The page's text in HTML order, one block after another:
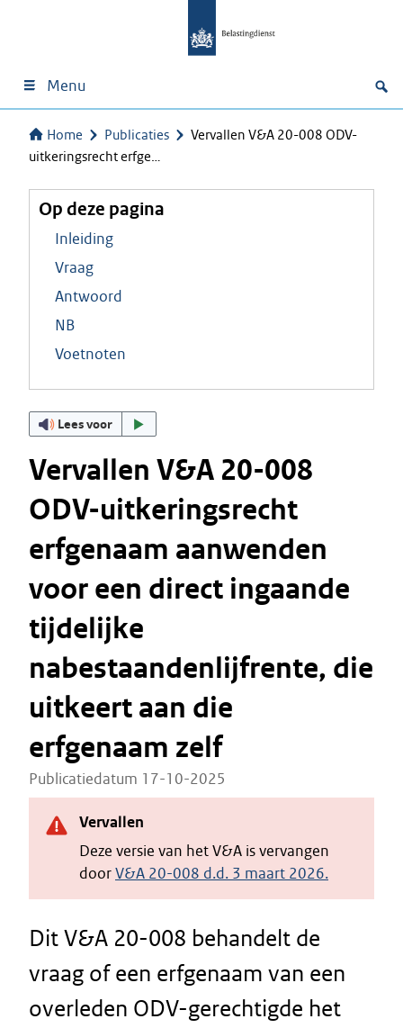
Menu
Home Publicaties
Vervallen V&A 20-008 ODV-
uitkeringsrecht erfge…
Op deze pagina
Inleiding
Vraag
Antwoord
NB
Voetnoten
Lees voor
Vervallen V&A 20-008
ODV-uitkeringsrecht
erfgenaam aanwenden
voor een direct ingaande
tijdelijke
nabestaandenlijfrente, die
uitkeert aan die
erfgenaam zelf
Publicatiedatum 17-10-2025
Vervallen
Deze versie van het V&A is vervangen
doorV&A 20-008 d.d. 3 maart 2026.
Dit V&A 20-008 behandelt de
vraag of een erfgenaam van een
overleden ODV-gerechtigde het